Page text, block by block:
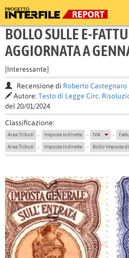
BOLLO SULLE E-
AGGIORNATA A
[Interessante]
Recensione di Roberto Castegnaro
Autore: Testo di Legge Circ.
del 20/01/2024
Classificazione:
Area Tributi ▶ Imposte Indirette ▶ IVA ▶
Area Tributi ▶ Imposte Indirette ▶ Bollo Imposta di